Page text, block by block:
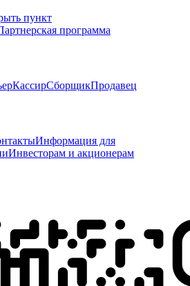
пункт
программа
КассирСборщикПродавец
Информация для
Инвесторам и акционерам